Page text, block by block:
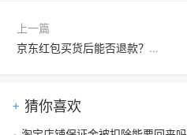
上一篇
京东红包买货后能否退款？京东怎么退款？
猜你喜欢